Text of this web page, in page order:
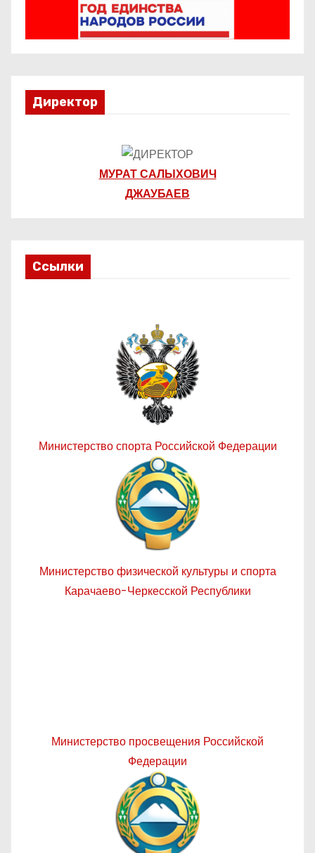
я
м
Директор
МУРАТ САЛЫХОВИЧ
ДЖАУБАЕВ
Ссылки
Министерство спорта Российской Федерации
Министерство физической культуры и спорта
Карачаево-Черкесской Республики
Министерство просвещения Российской
Федерации